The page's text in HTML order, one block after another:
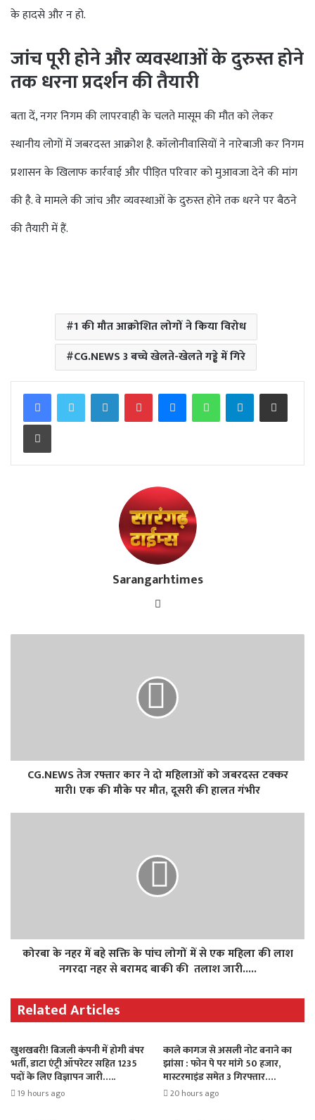
के हादसे और न हो.
जांच पूरी होने और व्यवस्थाओं के दुरुस्त होने
तक धरना प्रदर्शन की तैयारी
बता दें, नगर निगम की लापरवाही के चलते मासूम की मौत को लेकर
स्थानीय लोगों में जबरदस्त आक्रोश है. कॉलोनीवासियों ने नारेबाजी कर निगम
प्रशासन के खिलाफ कार्रवाई और पीड़ित परिवार को मुआवजा देने की मांग
की है. वे मामले की जांच और व्यवस्थाओं के दुरुस्त होने तक धरने पर बैठने
की तैयारी में हैं.
1 की मौत आक्रोशित लोगों ने किया विरोध
CG.NEWS 3 बच्चे खेलते-खेलते गड्ढे में गिरे
FacebookTwitterLinkedInPinterestMessengerWhatsAppTelegramShare via Email
Print
Sarangarhtimes
Website
CG.NEWS तेज रफ्तार कार ने दो महिलाओं को जबरदस्त टक्कर
मारी। एक की मौके पर मौत, दूसरी की हालत गंभीर
कोरबा के नहर में बहे सक्ति के पांच लोगों में से एक महिला की लाश
नगरदा नहर से बरामद बाकी की तलाश जारी.....
Related Articles
खुशखबरी! बिजली कंपनी में होगी बंपर
भर्ती, डाटा एंट्री ऑपरेटर सहित 1235
पदों के लिए विज्ञापन जारी…..
19 hours ago
काले कागज से असली नोट बनाने का
झांसा : फोन पे पर मांगे 50 हजार,
मास्टरमाइंड समेत 3 गिरफ्तार….
20 hours ago